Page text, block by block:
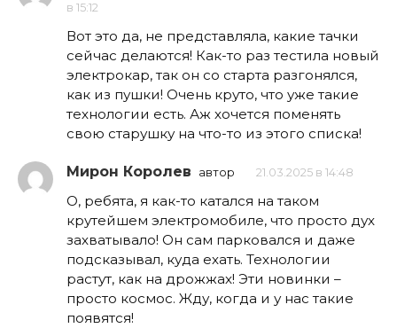
в 15:12
Вот это да, не представляла, какие тачки
сейчас делаются! Как-то раз тестила новый
электрокар, так он со старта разгонялся,
как из пушки! Очень круто, что уже такие
технологии есть. Аж хочется поменять
свою старушку на что-то из этого списка!
Мирон Королев автор 21.03.2025 в 14:48
О, ребята, я как-то катался на таком
крутейшем электромобиле, что просто дух
захватывало! Он сам парковался и даже
подсказывал, куда ехать. Технологии
растут, как на дрожжах! Эти новинки –
просто космос. Жду, когда и у нас такие
появятся!